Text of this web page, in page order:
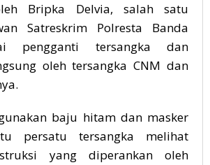
Bripka Delvia, salah satu
Satreskrim Polresta Banda
pengganti tersangka dan
oleh tersangka CNM dan
baju hitam dan masker
persatu tersangka melihat
yang diperankan oleh